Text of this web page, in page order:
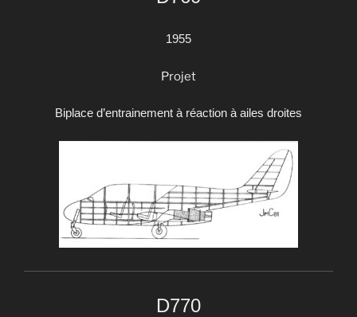
1955
Projet
Biplace d’entrainement à réaction à ailes droites
D770